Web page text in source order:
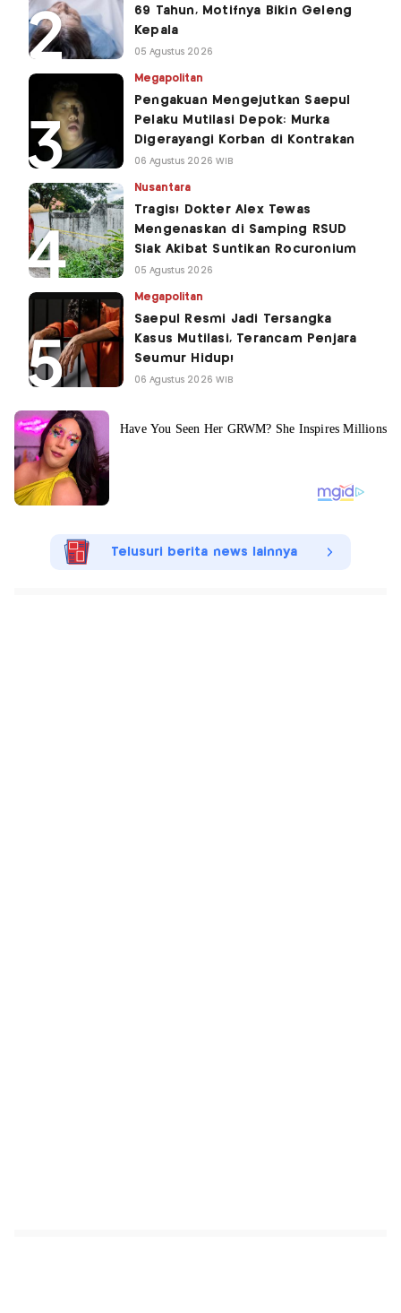
69 Tahun, Motifnya Bikin Geleng
Kepala
05 Agustus 2026
Megapolitan
Pengakuan Mengejutkan Saepul
Pelaku Mutilasi Depok: Murka
Digerayangi Korban di Kontrakan
06 Agustus 2026 WIB
Nusantara
Tragis! Dokter Alex Tewas
Mengenaskan di Samping RSUD
Siak Akibat Suntikan Rocuronium
05 Agustus 2026
Megapolitan
Saepul Resmi Jadi Tersangka
Kasus Mutilasi, Terancam Penjara
Seumur Hidup!
06 Agustus 2026 WIB
Telusuri berita news lainnya